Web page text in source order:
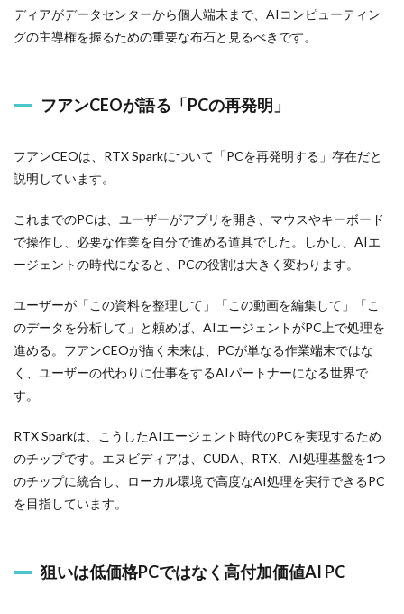
ディアがデータセンターから個人端末まで、AIコンピューティン
グの主導権を握るための重要な布石と見るべきです。
フアンCEOが語る「PCの再発明」
フアンCEOは、RTX Sparkについて「PCを再発明する」存在だと
説明しています。
これまでのPCは、ユーザーがアプリを開き、マウスやキーボード
で操作し、必要な作業を自分で進める道具でした。しかし、AIエ
ージェントの時代になると、PCの役割は大きく変わります。
ユーザーが「この資料を整理して」「この動画を編集して」「こ
のデータを分析して」と頼めば、AIエージェントがPC上で処理を
進める。フアンCEOが描く未来は、PCが単なる作業端末ではな
く、ユーザーの代わりに仕事をするAIパートナーになる世界で
す。
RTX Sparkは、こうしたAIエージェント時代のPCを実現するため
のチップです。エヌビディアは、CUDA、RTX、AI処理基盤を1つ
のチップに統合し、ローカル環境で高度なAI処理を実行できるPC
を目指しています。
狙いは低価格PCではなく高付加価値AI PC